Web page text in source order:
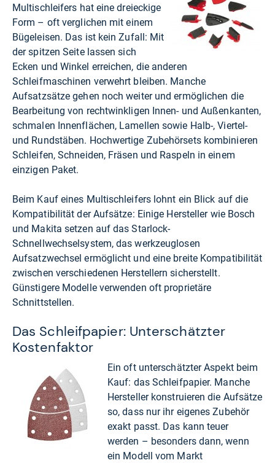
Multischleifers hat eine dreieckige
Form – oft verglichen mit einem
Bügeleisen. Das ist kein Zufall: Mit
der spitzen Seite lassen sich
Ecken und Winkel erreichen, die anderen
Schleifmaschinen verwehrt bleiben. Manche
Aufsatzsätze gehen noch weiter und ermöglichen die
Bearbeitung von rechtwinkligen Innen- und Außenkanten,
schmalen Innenflächen, Lamellen sowie Halb-, Viertel-
und Rundstäben. Hochwertige Zubehörsets kombinieren
Schleifen, Schneiden, Fräsen und Raspeln in einem
einzigen Paket.
Beim Kauf eines Multischleifers lohnt ein Blick auf die
Kompatibilität der Aufsätze: Einige Hersteller wie Bosch
und Makita setzen auf das Starlock-
Schnellwechselsystem, das werkzeuglosen
Aufsatzwechsel ermöglicht und eine breite Kompatibilität
zwischen verschiedenen Herstellern sicherstellt.
Günstigere Modelle verwenden oft proprietäre
Schnittstellen.
Das Schleifpapier: Unterschätzter
Kostenfaktor
Ein oft unterschätzter Aspekt beim
Kauf: das Schleifpapier. Manche
Hersteller konstruieren die Aufsätze
so, dass nur ihr eigenes Zubehör
exakt passt. Das kann teuer
werden – besonders dann, wenn
ein Modell vom Markt